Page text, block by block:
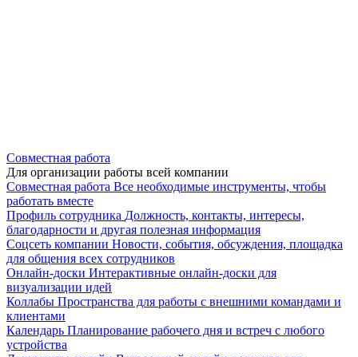
Совместная работа
Для организации работы всей компании
Совместная работа Все необходимые инструменты, чтобы
работать вместе
Профиль сотрудника Должность, контакты, интересы,
благодарности и другая полезная информация
Соцсеть компании Новости, события, обсуждения, площадка
для общения всех сотрудников
Онлайн-доски Интерактивные онлайн-доски для
визуализации идей
Коллабы Пространства для работы с внешними командами и
клиентами
Календарь Планирование рабочего дня и встреч с любого
устройства